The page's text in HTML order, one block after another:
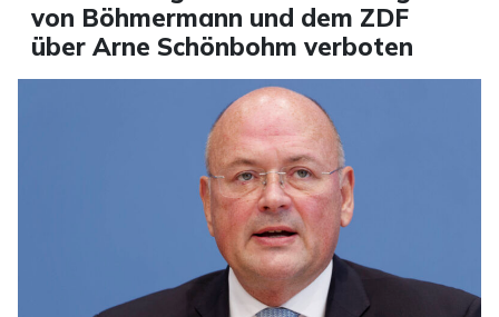
von Böhmermann und dem ZDF
über Arne Schönbohm verboten